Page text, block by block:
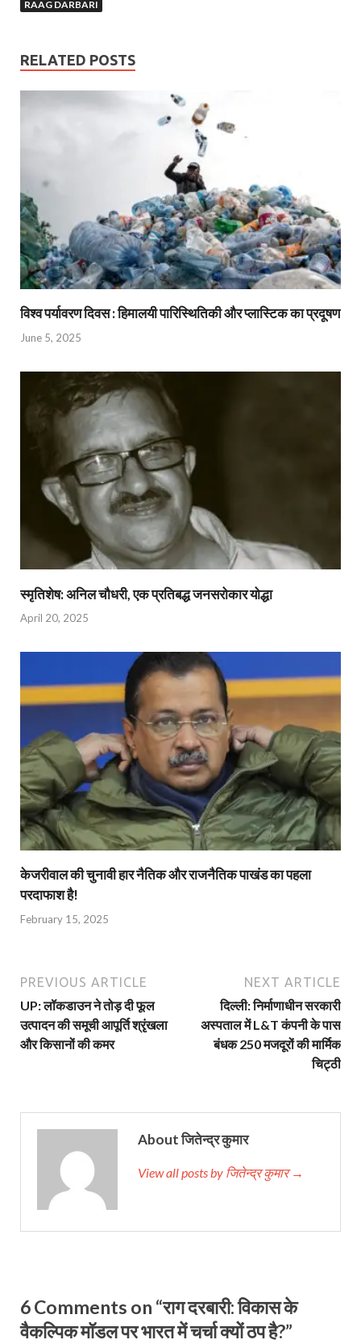
RAAG DARBARI
RELATED POSTS
विश्व पर्यावरण दिवस : हिमालयी पारिस्थितिकी और प्लास्टिक का प्रदूषण
June 5, 2025
स्मृतिशेष: अनिल चौधरी, एक प्रतिबद्ध जनसरोकार योद्धा​
April 20, 2025
केजरीवाल की चुनावी हार नैतिक और राजनैतिक पाखंड का पहला
परदाफाश है!
February 15, 2025
PREVIOUS ARTICLE
UP: लॉकडाउन ने तोड़ दी फूल
उत्पादन की समूची आपूर्ति श्रृंखला
और किसानों की कमर
NEXT ARTICLE
दिल्ली: निर्माणाधीन सरकारी
अस्पताल में L&T कंपनी के पास
बंधक 250 मजदूरों की मार्मिक
चिट्ठी
About जितेन्द्र कुमार
View all posts by जितेन्द्र कुमार →
6 Comments on “राग दरबारी: विकास के
वैकल्पिक मॉडल पर भारत में चर्चा क्यों ठप है?”